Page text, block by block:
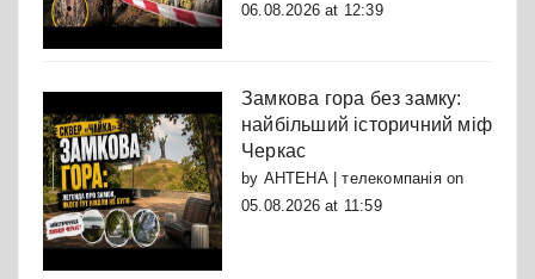
06.08.2026 at 12:39
Замкова гора без замку:
найбільший історичний міф
Черкас
by АНТЕНА | телекомпаніяon
05.08.2026 at 11:59